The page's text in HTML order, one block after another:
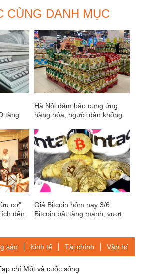
CÙNG DANH MỤC
tăng
Hà Nội đảm bảo cung ứng
hàng hóa, người dân không
cơ"
đến
Giá Bitcoin hôm nay 3/6:
Bitcoin bật tăng mạnh, vượt
sản Kinh tế Tài chính Văn hóa-
chí Mốt và cuộc sống